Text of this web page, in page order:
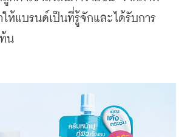
ห้แบรนด์เป็นที่รู้จักและได้รับการ
น